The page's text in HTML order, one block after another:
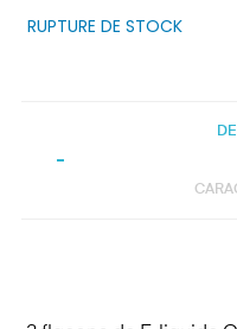
RUPTURE DE STOCK